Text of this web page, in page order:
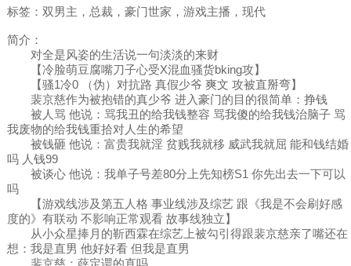
标签：双男主，总裁，豪门世家，游戏主播，现代
简介：
对全是风姿的生活说一句淡淡的来财
【冷脸萌豆腐嘴刀子心受X混血骚货bking攻】
【骚1冷0 （伪）对抗路 真假少爷 爽文 攻被直掰弯】
裴京慈作为被抱错的真少爷 进入豪门的目的很简单：挣钱
被人骂 他说：骂我丑的给我钱整容 骂我傻的给我钱治脑子 骂
我废物的给我钱重拾对人生的希望
被钱砸 他说：富贵我就淫 贫贱我就移 威武我就屈 能和钱结婚
吗 人钱99
被谈心 他说：我单子号差80分上先知榜S1 你先出去一下可以
吗
【游戏线涉及第五人格 事业线涉及综艺 跟《我是不会刷好感
度的》有联动 不影响正常观看 故事线独立】
从小众星捧月的靳西霖在综艺上被勾引得跟裴京慈亲了嘴还在
想：我是直男 他好好看 但我是直男